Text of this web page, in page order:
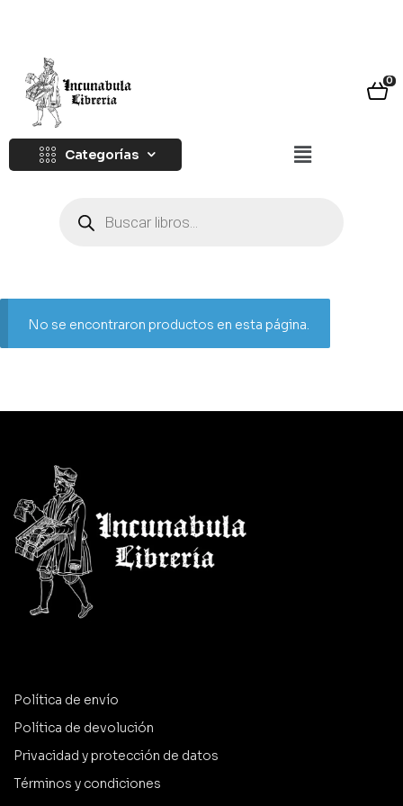
0
Categorías
No se encontraron productos en esta página.
Política de envío
Política de devolución
Privacidad y protección de datos
Términos y condiciones